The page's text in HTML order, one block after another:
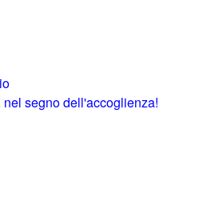
segno dell'accoglienza!